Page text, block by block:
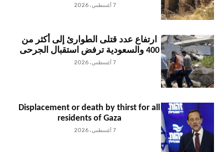
7 أغسطس، 2026
ارتفاع عدد قتلى الطوارئ إلى أكثر من
400 والسعودية ترفض استقبال الجرحى
7 أغسطس، 2026
Displacement or death by thirst for all
residents of Gaza
7 أغسطس، 2026